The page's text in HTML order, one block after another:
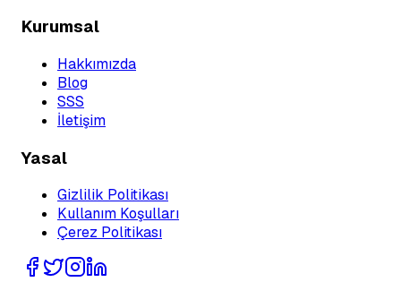
Kurumsal
Hakkımızda
Blog
SSS
İletişim
Yasal
Gizlilik Politikası
Kullanım Koşulları
Çerez Politikası